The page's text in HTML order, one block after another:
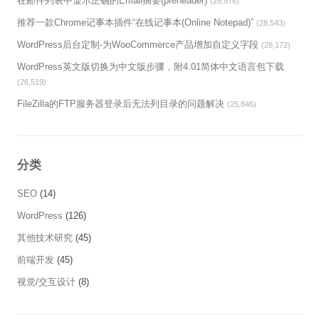
推荐一款Chrome记事本插件“在线记事本(Online Notepad)” (28,543)
WordPress后台定制-为WooCommerce产品增加自定义字段 (28,172)
WordPress英文版切换为中文版步骤，附4.01简体中文语言包下载
(26,519)
FileZilla的FTP服务器登录后无法列目录的问题解决 (25,846)
分类
SEO (14)
WordPress (126)
其他技术研究 (45)
前端开发 (45)
视觉/交互设计 (8)